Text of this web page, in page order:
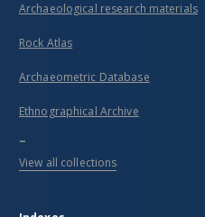
Archaeological research materials
Rock Atlas
Archaeometric Database
Ethnographical Archive
...
View all collections